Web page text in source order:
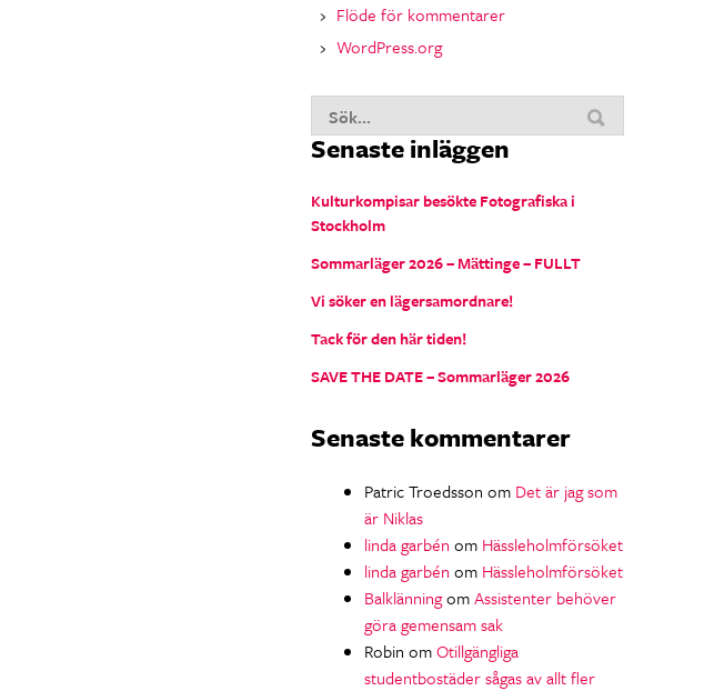
Flöde för kommentarer
WordPress.org
Sök
Senaste inläggen
Kulturkompisar besökte Fotografiska i
Stockholm
Sommarläger 2026 – Mättinge – FULLT
Vi söker en lägersamordnare!
Tack för den här tiden!
SAVE THE DATE – Sommarläger 2026
Senaste kommentarer
Patric Troedsson om Det är jag som
är Niklas
linda garbén om Hässleholmförsöket
linda garbén om Hässleholmförsöket
BalklänningomAssistenter behöver
göra gemensam sak
Robin omOtillgängliga
studentbostäder sågas av allt fler